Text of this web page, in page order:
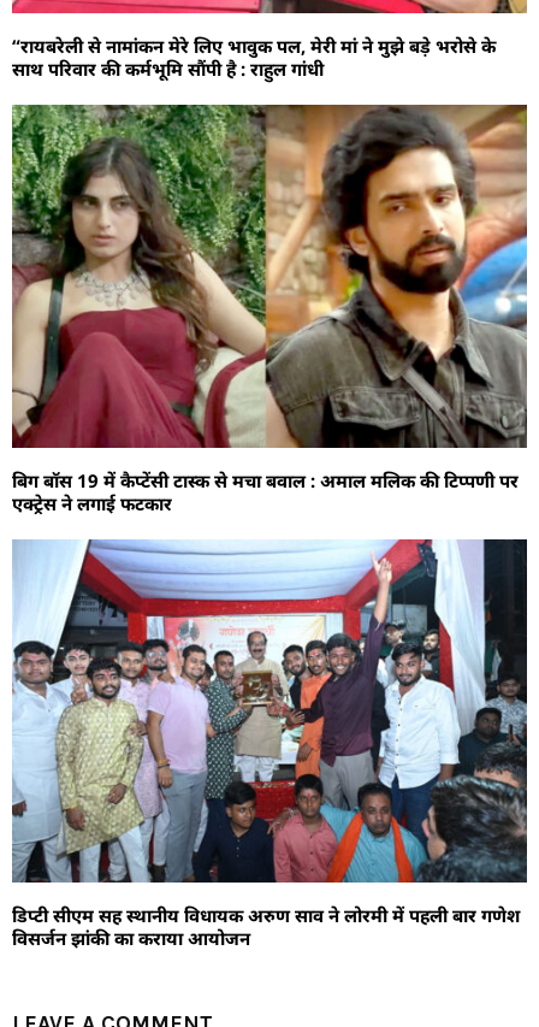
“रायबरेली से नामांकन मेरे लिए भावुक पल, मेरी मां ने मुझे बड़े भरोसे के
साथ परिवार की कर्मभूमि सौंपी है : राहुल गांधी
बिग बॉस 19 में कैप्टेंसी टास्क से मचा बवाल : अमाल मलिक की टिप्पणी पर
एक्ट्रेस ने लगाई फटकार
डिप्टी सीएम सह स्थानीय विधायक अरुण साव ने लोरमी में पहली बार गणेश
विसर्जन झांकी का कराया आयोजन